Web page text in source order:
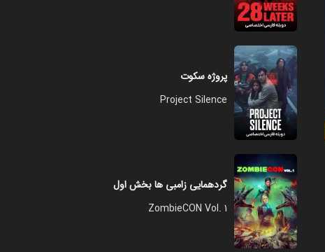
پروژه سکوت
Project Silence
گردهمایی زامبی ها بخش اول
ZombieCON Vol. 1